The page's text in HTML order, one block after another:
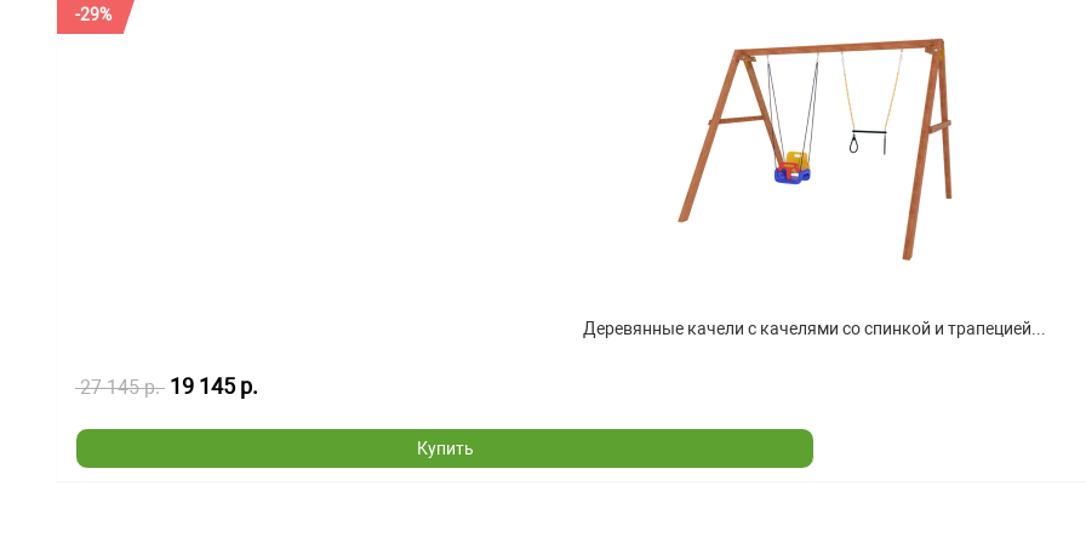
-29%
Деревянные качели с качелями со спинкой и трапецией...
27 145 р. 19 145 р.
Купить